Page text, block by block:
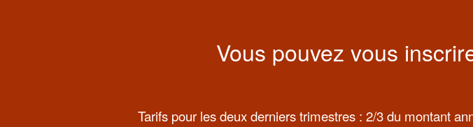
Vous pouvez vous
Tarifs pour les deux derniers trimestres : 2/3 du montant